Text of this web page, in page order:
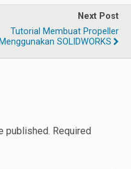
Next Post
Tutorial Membuat Propeller
Menggunakan SOLIDWORKS
published. Required